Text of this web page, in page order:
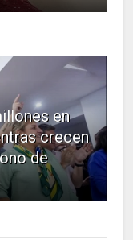
en
crecen
de